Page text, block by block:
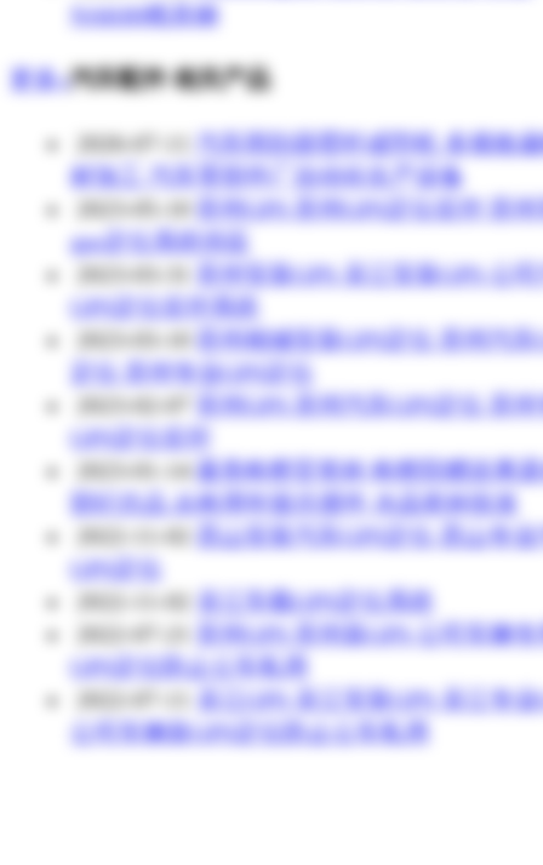
NAK80模具钢
更多» 汽车配件 相关产品
汽车雨刮器臂杆成型机 多规格
材加工 汽车零部件厂自动化生产设备
苏州GPS 苏州GPS定位监控 苏
gps定位系统供应
苏州安装GPS 吴江安装GPS 公
GPS定位监控系统
苏州相城安装GPS定位 苏州汽车
定位 苏州专业GPS定位
苏州GPS 苏州汽车GPS定位 苏
GPS定位监控
最美检察官奖杯 检察院赠送离
部纪念品 从检周年留念摆件 水晶奖杯批发
昆山安装汽车GPS定位 昆山专
GPS定位
吴江车载GPS定位系统
苏州GPS 苏州装GPS 公司车辆
GPS定位防止公车私用
吴江GPS 吴江安装GPS 吴江专业
公司车辆装GPS定位防止公车私用